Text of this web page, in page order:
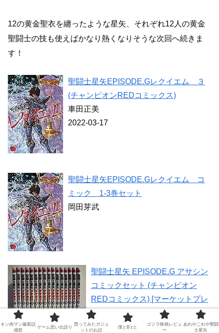
12の黄金聖衣を纏ったような星矢、それぞれ12人の黄金
聖闘士の技も使えばかなり熱くなりそうな次回へ続きま
す！
聖闘士星矢EPISODE.Gレクイエム ３
(チャンピオンREDコミックス)
車田正美
2022-03-17
聖闘士星矢EPISODE.Gレクイエム コ
ミック 1-3巻セット
岡田芽武
聖闘士星矢 EPISODE.G アサシン
コミックセット (チャンピオン
REDコミックス) [マーケットプレ
イスセット]
岡田 芽武
キン肉マン最新話
感想
ゲーム思い出語り
買ってみたガジェ
ットのお話
僕とB’zと
ゴジラ映画レビュ
ー
あれやこれや聖闘
士星矢